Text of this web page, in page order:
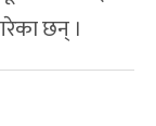
छन् ।